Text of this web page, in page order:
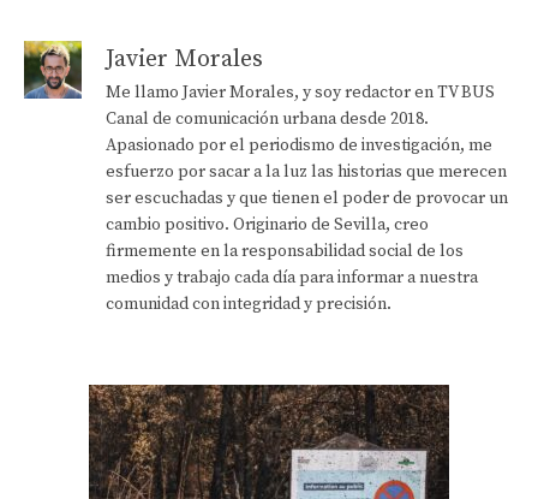
Javier Morales
Me llamo Javier Morales, y soy redactor en TV BUS
Canal de comunicación urbana desde 2018.
Apasionado por el periodismo de investigación, me
esfuerzo por sacar a la luz las historias que merecen
ser escuchadas y que tienen el poder de provocar un
cambio positivo. Originario de Sevilla, creo
firmemente en la responsabilidad social de los
medios y trabajo cada día para informar a nuestra
comunidad con integridad y precisión.